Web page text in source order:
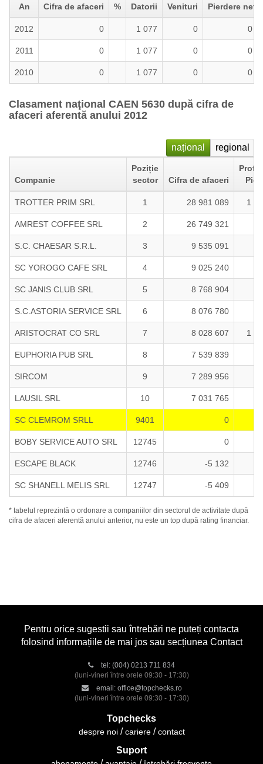
An Cifra de afaceri % Datorii Venituri
Pierdere neta
2012 0 1 077 0 0
2011 0 1 077 0 0
2010 0 1 077 0 0
Clasament naţional CAEN 5630 după cifra de
afaceri aferentă anului 2012
național regional
Companie
Poziție
sector
Cifra de afaceri
Profit
TROTTER PRIM SRL 1 28 981 089 1
AMREST COFFEE SRL 2 26 749 321
S.C. CHAESAR S.R.L. 3 9 535 091
SC YOROGO CAFE SRL 4 9 025 240
SC JANIS CLUB SRL 5 8 768 904
S.C.ASTORIA SERVICE SRL 6 8 076 780
ARISTOCRAT CO SRL 7 8 028 607 1
EUPHORIA PUB SRL 8 7 539 839
SIRCOM 9 7 289 956
LAUSIL SRL 10 7 031 765
SC CLEMROM SRLL 9401 0
BOBY SERVICE AUTO SRL 12745 0
ESCAPE BLACK 12746 -5 132
SC SHANELL MELIS SRL 12747 -5 409
* tabelul reprezintă o ordonare a companiilor din sectorul de activitate după
cifra de afaceri aferentă anului anterior, nu este un top după rating financiar.
Pentru orice sugestii sau întrebări ne puteți contacta
folosind informațiile de mai jos sau secțiunea Contact
tel: (004) 0213 711 834
(luni-vineri între orele 09:30 - 17:30)
email: office@topchecks.ro
(luni-vineri între orele 09:30 - 17:30)
Topchecks
despre noi cariere contact
Suport